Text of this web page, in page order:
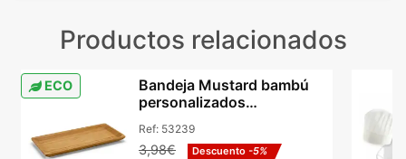
Productos relacionados
ECO
Bandeja Mustard bambú
personalizados
natural
Ref: 53239
3,98€ Descuento -5%